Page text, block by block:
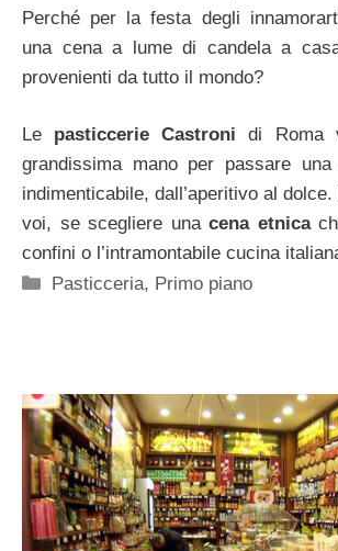
Perché per la festa degli
una cena a lume di candela a
provenienti da tutto il mondo?
Le pasticcerie Castroni di Roma
grandissima mano per passare
indimenticabile, dall’aperitivo al
voi, se scegliere unacena etnica
confini o l’intramontabile cucina
Categorie
Pasticceria, Primo piano